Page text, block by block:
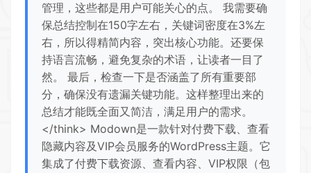
管理，这些都是用户可能关心的点。 我需要确
保总结控制在150字左右，关键词密度在3%左
右，所以得精简内容，突出核心功能。还要保
持语言流畅，避免复杂的术语，让读者一目了
然。 最后，检查一下是否涵盖了所有重要部
分，确保没有遗漏关键功能。这样整理出来的
总结才能既全面又简洁，满足用户的需求。
</think> Modown是一款针对付费下载、查看
隐藏内容及VIP会员服务的WordPress主题。它
集成了付费下载资源、查看内容、VIP权限（包